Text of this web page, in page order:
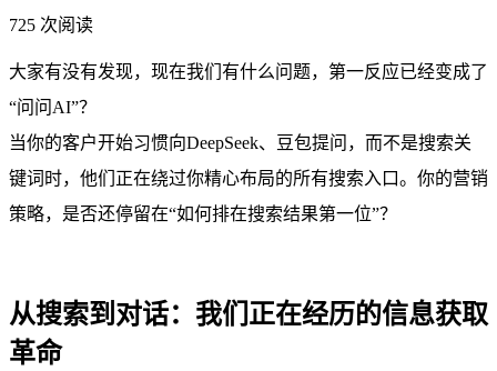
725 次阅读
大家有没有发现，现在我们有什么问题，第一反应已经变成了
“问问AI”？
当你的客户开始习惯向DeepSeek、豆包提问，而不是搜索关
键词时，他们正在绕过你精心布局的所有搜索入口。你的营销
策略，是否还停留在“如何排在搜索结果第一位”？
从搜索到对话：我们正在经历的信息获取
革命